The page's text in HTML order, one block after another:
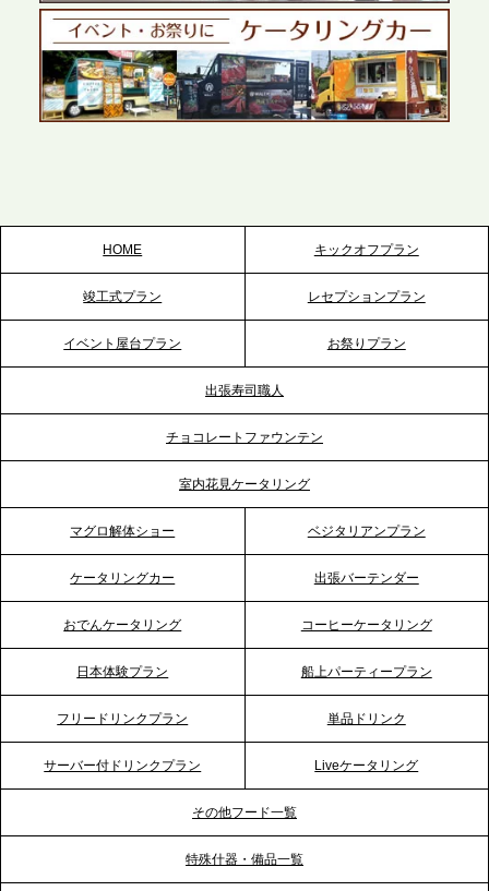
ントから主要都市の社内懇親会まで、現地拠点を活
かしたスムーズな対応を展開
2026.5.22
2026.5.20
プレスリリースのご案内｜ケータリングのセカンド
2026.5.12
プレスリリースのご案内｜ケータリングのセカンド
プレスリリースのご案内｜「温かな食」が会話のス
イッチに。新入社員研修で《食体験としてのケータ
テーブル、横浜事務所を新設。神奈川エリアのサー
ビス提供体制を強化し、質の高い「場づくり」をサ
HOME キックオフプラン
竣工式プラン レセプションプラン
イベント屋台プラン お祭りプラン
出張寿司職人
チョコレートファウンテン
室内花見ケータリング
マグロ解体ショー ベジタリアンプラン
ケータリングカー 出張バーテンダー
おでんケータリング コーヒーケータリング
日本体験プラン 船上パーティープラン
フリードリンクプラン 単品ドリンク
サーバー付ドリンクプラン Liveケータリング
その他フード一覧
特殊什器・備品一覧